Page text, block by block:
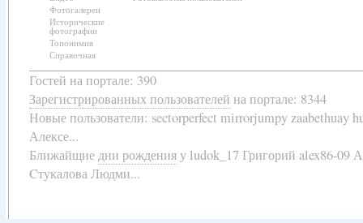
Фотогалереи
Исторические
фотографии
Топонимия
Справочная
Гостей на портале: 390
Зарегистрированных пользователей на портале: 8344
Новые пользователи: sectorperfect mirrorjumpy zaabethuay
Алексе...
Ближайщиедни рожденияу ludok_17 Григорий alex86-09
Cтукалова Людми...